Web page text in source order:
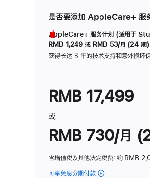
是否要添加 AppleCare+ 服
AppleCare+ 服务计划 (适用于
RMB 1,249 或 RMB 53/月 (24 期)
获得长达 3 年的技术支持和意外损坏保
RMB 17,499
或
RMB 730/月
含增值税及其他法定税费：约 RMB
可享免息分期付款 (Studio